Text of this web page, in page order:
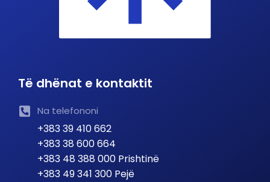
Të dhënat e kontaktit
Na telefononi
+383 39 410 662
+383 38 600 664
+383 48 388 000 Prishtinë
+383 49 341 300 Pejë